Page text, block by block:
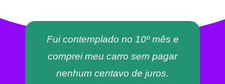
Fui contemplado no 10º mês e
comprei meu carro sem pagar
nenhum centavo de juros.